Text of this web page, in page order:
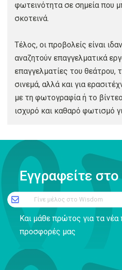
φωτεινότητα σε σημεία που
σκοτεινά.
Τέλος, οι προβολείς είναι
αναζητούν επαγγελματικά
επαγγελματίες του θεάτρου,
σινεμά, αλλά και για
με τη φωτογραφία ή το
ισχυρό και καθαρό φωτισμό
Εγγραφείτε
Γίνε μέλος στο Wisdom
Και μάθε πρώτος για τα νέα
προσφορές μας